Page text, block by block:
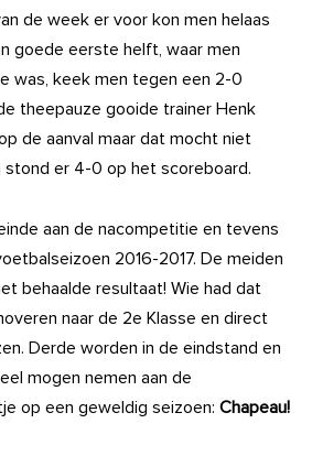
de week er voor kon men helaas
goede eerste helft, waar men
was, keek men tegen een 2-0
theepauze gooide trainer Henk
de aanval maar dat mocht niet
stond er 4-0 op het scoreboard.
aan de nacompetitie en tevens
2016-2017. De meiden
behaalde resultaat! Wie had dat
naar de 2e Klasse en direct
Derde worden in de eindstand en
mogen nemen aan de
op een geweldig seizoen: Chapeau!